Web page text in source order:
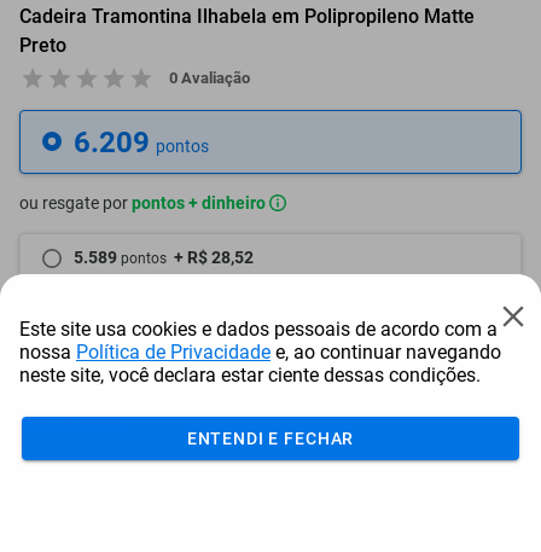
Cadeira Tramontina Ilhabela em Polipropileno Matte
Preto
0 Avaliação
6.209 pontos
ou resgate porpontos + dinheiro
5.589 pontos + R$ 28,52
4.968 pontos + R$ 57,09
Frete e Prazo
Calcular frete
Este site usa cookies e dados pessoais de acordo com a
nossa Política de Privacidade e, ao continuar navegando
neste site, você declara estar ciente dessas condições.
ENTENDI E FECHAR